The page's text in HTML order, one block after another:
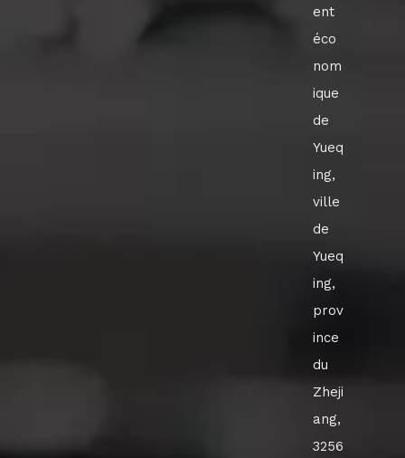
ent
éco
nom
ique
de
Yueq
ing,
ville
de
Yueq
ing,
prov
ince
du
Zheji
ang,
3256